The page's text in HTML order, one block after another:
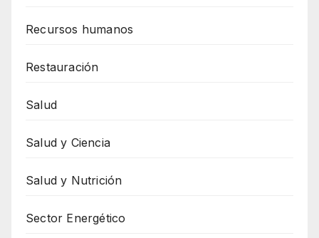
Recursos humanos
Restauración
Salud
Salud y Ciencia
Salud y Nutrición
Sector Energético